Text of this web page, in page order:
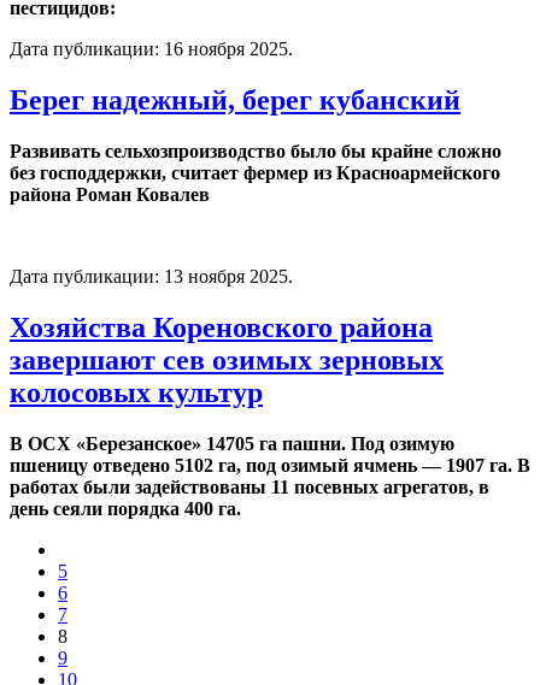
пестицидов:
Дата публикации: 16 ноября 2025.
Берег надежный, берег кубанский
Развивать сельхозпроизводство было бы крайне сложно
без господдержки, считает фермер из Красноармейского
района Роман Ковалев
Дата публикации: 13 ноября 2025.
Хозяйства Кореновского района
завершают сев озимых зерновых
колосовых культур
В ОСХ «Березанское» 14705 га пашни. Под озимую
пшеницу отведено 5102 га, под озимый ячмень — 1907 га. В
работах были задействованы 11 посевных агрегатов, в
день сеяли порядка 400 га.
5
6
7
8
9
10